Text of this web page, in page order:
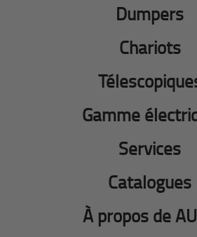
Dumpers
Chariots
Gamme
Services
Catalogues
À propos de